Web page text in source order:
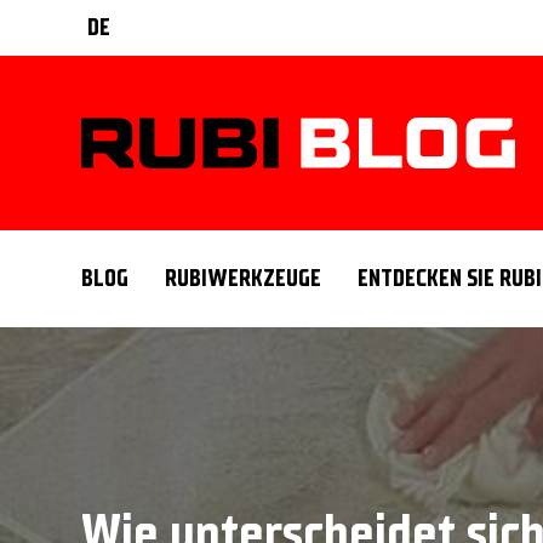
DE
BLOG RUBIWERKZEUGE ENTDECKEN SIE RUBI